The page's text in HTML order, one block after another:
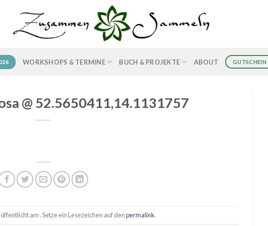
WORKSHOPS & TERMINE BUCH & PROJEKTE ABOUT GUTSCHEIN
@ 52.5650411,14.1131757
am . Setze ein Lesezeichen auf denpermalink.